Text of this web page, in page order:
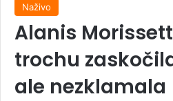
Naživo
Alanis
trochu
ale nezklamala